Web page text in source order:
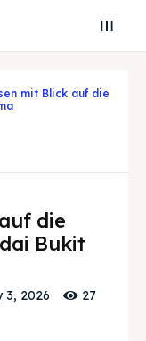
mit Blick auf die
die
Bukit
3, 2026 27